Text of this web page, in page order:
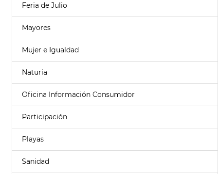
Feria de Julio
Mayores
Mujer e Igualdad
Naturia
Oficina Información Consumidor
Participación
Playas
Sanidad